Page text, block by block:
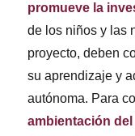
promueve la
de los niños y las
proyecto, deben
su aprendizaje y
autónoma. Para
ambientación del